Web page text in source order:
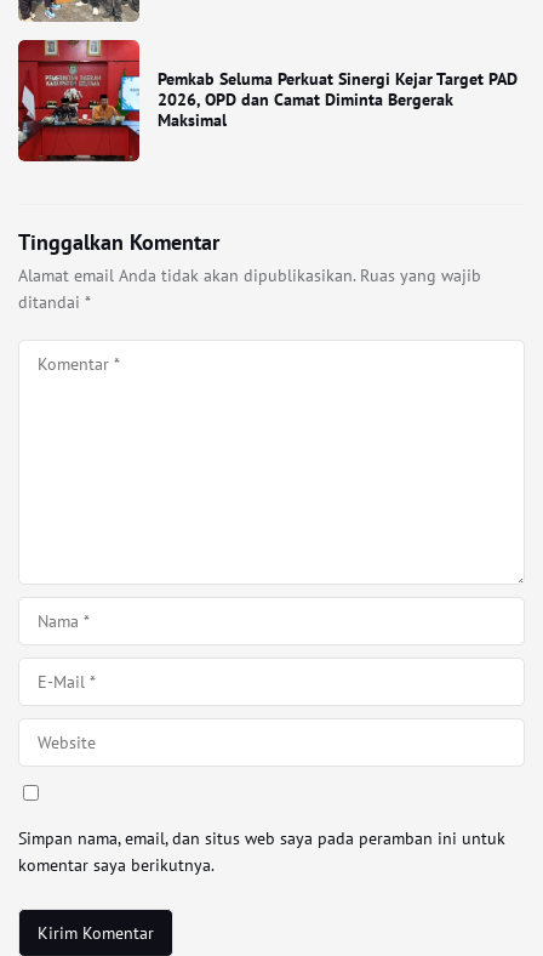
Pemkab Seluma Perkuat Sinergi Kejar Target PAD
2026, OPD dan Camat Diminta Bergerak
Maksimal
Tinggalkan Komentar
Alamat email Anda tidak akan dipublikasikan. Ruas yang wajib
ditandai *
Simpan nama, email, dan situs web saya pada peramban ini untuk
komentar saya berikutnya.